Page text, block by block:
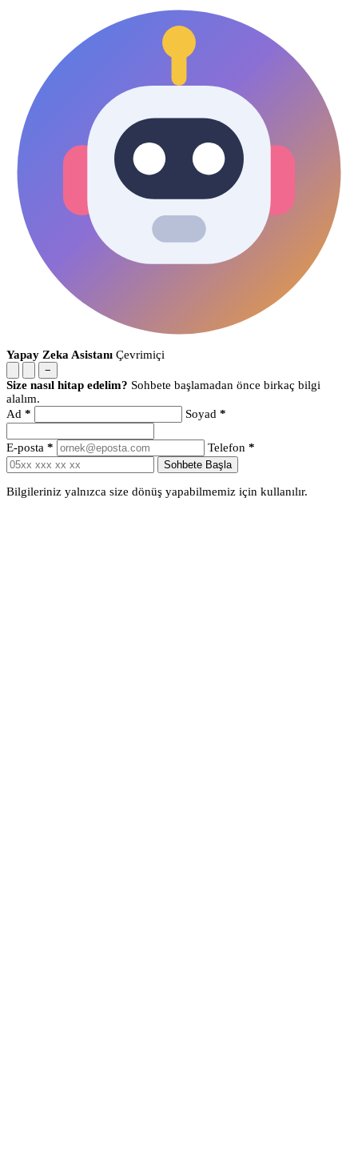
Yapay Zeka Asistanı Çevrimiçi
−
Size nasıl hitap edelim? Sohbete başlamadan önce birkaç bilgi
alalım.
Ad * Soyad *
E-posta * Telefon *
Sohbete Başla
Bilgileriniz yalnızca size dönüş yapabilmemiz için kullanılır.